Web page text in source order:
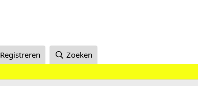
Registreren Zoeken